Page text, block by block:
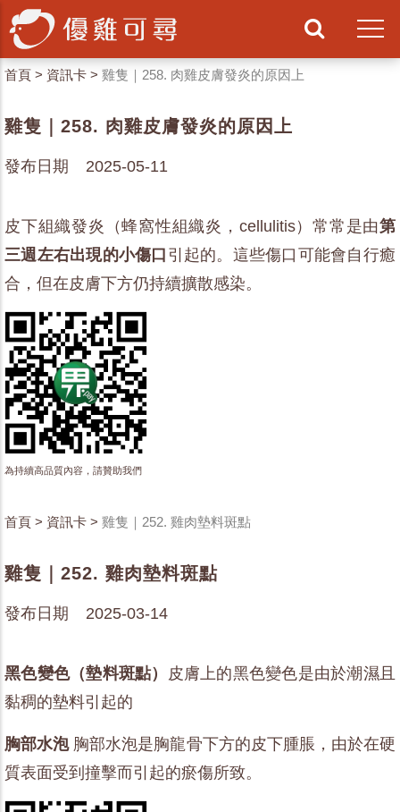
首頁 > 資訊卡 > 雞隻｜258. 肉雞皮膚發炎的原因上
雞隻｜258. 肉雞皮膚發炎的原因上
發布日期 2025-05-11
皮下組織發炎（蜂窩性組織炎，cellulitis）常常是由第
三週左右出現的小傷口 引起的。這些傷口可能會自行癒
合，但在皮膚下方仍持續擴散感染。
為持續高品質內容，請贊助我們
首頁 > 資訊卡 > 雞隻｜252. 雞肉墊料斑點
雞隻｜252. 雞肉墊料斑點
發布日期 2025-03-14
黑色變色（墊料斑點）
皮膚上的黑色變色是由於潮濕且
黏稠的墊料引起的
胸部水泡 胸部水泡是胸龍骨下方的皮下腫脹，由於在硬
質表面受到撞擊而引起的瘀傷所致。